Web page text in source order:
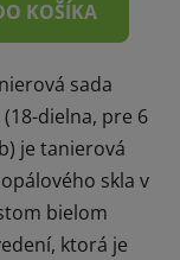
KOŠÍKA
sada
dielna, pre 6
je tanierová
skla v
bielom
ktorá je